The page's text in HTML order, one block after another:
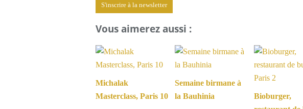
S'inscrire à la newsletter
Vous aimerez aussi :
Michalak
Masterclass, Paris 10
Semaine birmane à
la Bauhinia
Bioburger,